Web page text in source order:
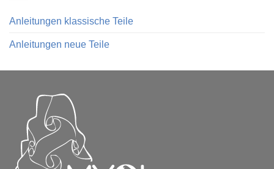
Anleitungen klassische Teile
Anleitungen neue Teile